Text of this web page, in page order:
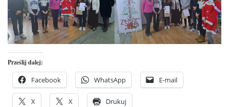
Prześlij dalej:
Facebook WhatsApp E-mail
X X Drukuj